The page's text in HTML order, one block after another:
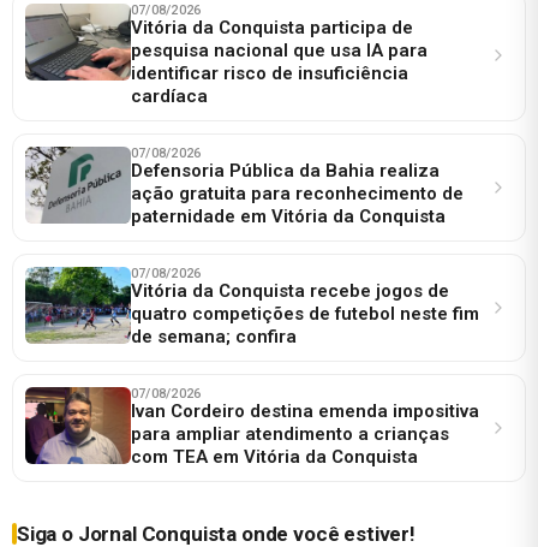
07/08/2026
Vitória da Conquista participa de
pesquisa nacional que usa IA para
identificar risco de insuficiência
cardíaca
07/08/2026
Defensoria Pública da Bahia realiza
ação gratuita para reconhecimento de
paternidade em Vitória da Conquista
07/08/2026
Vitória da Conquista recebe jogos de
quatro competições de futebol neste fim
de semana; confira
07/08/2026
Ivan Cordeiro destina emenda impositiva
para ampliar atendimento a crianças
com TEA em Vitória da Conquista
Siga o Jornal Conquista onde você estiver!